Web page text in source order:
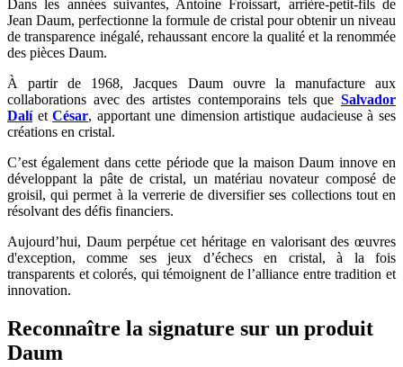
Dans les années suivantes, Antoine Froissart, arrière-petit-fils de
Jean Daum, perfectionne la formule de cristal pour obtenir un niveau
de transparence inégalé, rehaussant encore la qualité et la renommée
des pièces Daum.
À partir de 1968, Jacques Daum ouvre la manufacture aux
collaborations avec des artistes contemporains tels que Salvador
DalíetCésar, apportant une dimension artistique audacieuse à ses
créations en cristal.
C’est également dans cette période que la maison Daum innove en
développant la pâte de cristal, un matériau novateur composé de
groisil, qui permet à la verrerie de diversifier ses collections tout en
résolvant des défis financiers.
Aujourd’hui, Daum perpétue cet héritage en valorisant des œuvres
d'exception, comme ses jeux d’échecs en cristal, à la fois
transparents et colorés, qui témoignent de l’alliance entre tradition et
innovation.
Reconnaître la signature sur un produit
Daum